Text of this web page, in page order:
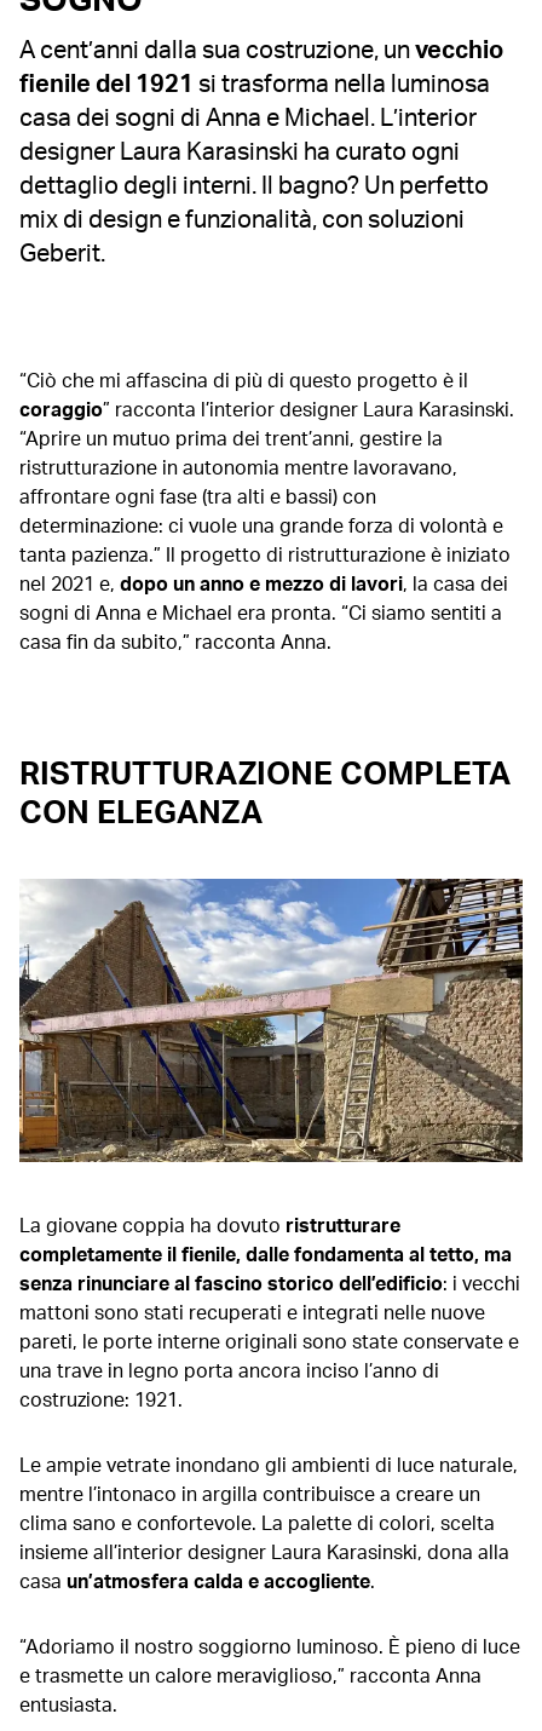
A cent’anni dalla sua costruzione, unvecchio
fienile del 1921 si trasforma nella luminosa
casa dei sogni di Anna e Michael. L’interior
designer Laura Karasinski ha curato ogni
dettaglio degli interni. Il bagno? Un perfetto
mix di design e funzionalità, con soluzioni
Geberit.
“Ciò che mi affascina di più di questo progetto è il
coraggio” racconta l’interior designer Laura Karasinski.
“Aprire un mutuo prima dei trent’anni, gestire la
ristrutturazione in autonomia mentre lavoravano,
affrontare ogni fase (tra alti e bassi) con
determinazione: ci vuole una grande forza di volontà e
tanta pazienza.” Il progetto di ristrutturazione è iniziato
nel 2021 e, dopo un anno e mezzo di lavori, la casa dei
sogni di Anna e Michael era pronta. “Ci siamo sentiti a
casa fin da subito,” racconta Anna.
RISTRUTTURAZIONE COMPLETA
CON ELEGANZA
La giovane coppia ha dovuto ristrutturare
completamente il fienile, dalle fondamenta al tetto, ma
senza rinunciare al fascino storico dell’edificio: i vecchi
mattoni sono stati recuperati e integrati nelle nuove
pareti, le porte interne originali sono state conservate e
una trave in legno porta ancora inciso l’anno di
costruzione: 1921.
Le ampie vetrate inondano gli ambienti di luce naturale,
mentre l’intonaco in argilla contribuisce a creare un
clima sano e confortevole. La palette di colori, scelta
insieme all’interior designer Laura Karasinski, dona alla
casa un’atmosfera calda e accogliente.
“Adoriamo il nostro soggiorno luminoso. È pieno di luce
e trasmette un calore meraviglioso,” racconta Anna
entusiasta.